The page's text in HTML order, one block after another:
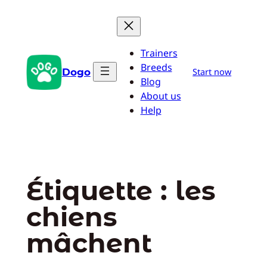
Dogo
Trainers
Breeds
Blog
About us
Help
Start now
Étiquette : les
chiens
mâchent